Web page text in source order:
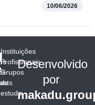
10/06/2026
Instituições
Profissionais
Grupos
de
estudo
Desenvolvido
por